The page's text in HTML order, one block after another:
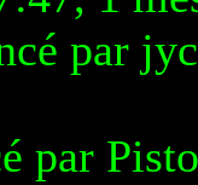
par
par